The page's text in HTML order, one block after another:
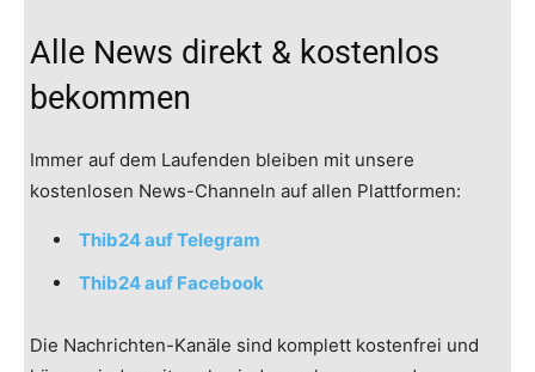
Alle News direkt & kostenlos
bekommen
Immer auf dem Laufenden bleiben mit unsere
kostenlosen News-Channeln auf allen Plattformen:
Thib24 auf Telegram
Thib24 auf Facebook
Die Nachrichten-Kanäle sind komplett kostenfrei und